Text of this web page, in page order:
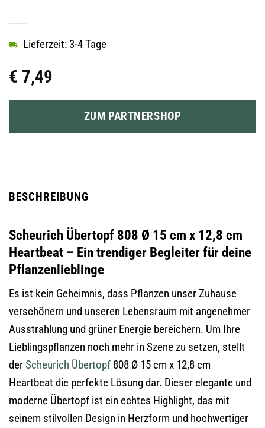
€ 7,49
Lieferzeit: 3-4 Tage
ZUM PARTNERSHOP
BESCHREIBUNG
Scheurich Übertopf 808 Ø 15 cm x 12,8 cm
Heartbeat – Ein trendiger Begleiter für deine
Pflanzenlieblinge
Es ist kein Geheimnis, dass Pflanzen unser Zuhause
verschönern und unseren Lebensraum mit angenehmer
Ausstrahlung und grüner Energie bereichern. Um Ihre
Lieblingspflanzen noch mehr in Szene zu setzen, stellt
derScheurich Übertopf 808 Ø 15 cm x 12,8 cm
Heartbeat die perfekte Lösung dar. Dieser elegante und
moderne Übertopf ist ein echtes Highlight, das mit
seinem stilvollen Design in Herzform und hochwertiger